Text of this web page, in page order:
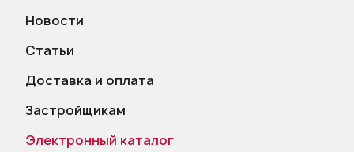
Новости
Статьи
Доставка и оплата
Застройщикам
Электронный каталог